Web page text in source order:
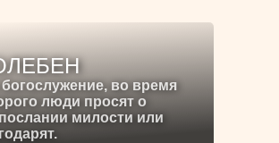
во время
люди просят о
милости или